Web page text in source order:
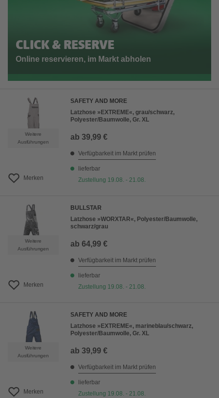
CLICK & RESERVE
Online reservieren, im Markt abholen
Weitere
Ausführungen
Merken
SAFETY AND MORE
Latzhose »EXTREME«, grau/schwarz,
Polyester/Baumwolle, Gr. XL
ab 39,99 €
Verfügbarkeit im Markt prüfen
lieferbar
Zustellung 19.08. - 21.08.
Weitere
Ausführungen
Merken
BULLSTAR
Latzhose »WORXTAR«, Polyester/Baumwolle,
schwarz/grau
ab 64,99 €
Verfügbarkeit im Markt prüfen
lieferbar
Zustellung 19.08. - 21.08.
Weitere
Ausführungen
Merken
SAFETY AND MORE
Latzhose »EXTREME«, marineblau/schwarz,
Polyester/Baumwolle, Gr. XL
ab 39,99 €
Verfügbarkeit im Markt prüfen
lieferbar
Zustellung 19.08. - 21.08.